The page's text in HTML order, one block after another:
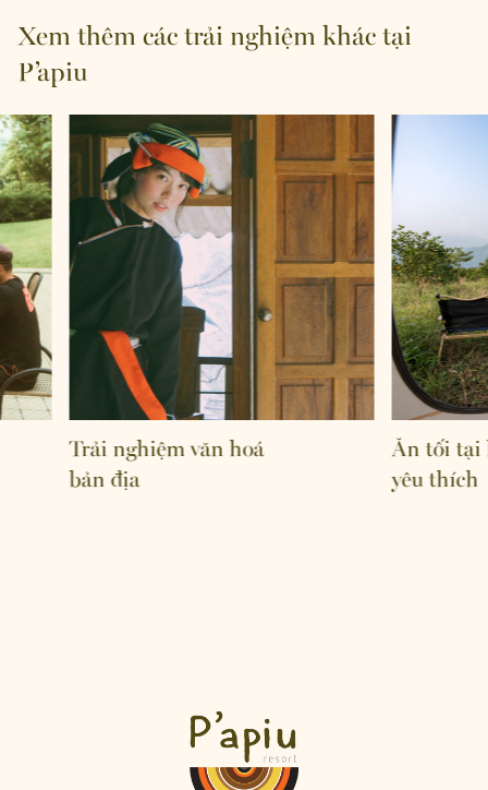
Xem thêm các trải nghiệm khác tại
P’apiu
Trải nghiệm văn hoá
bản địa
Ăn tối tại
yêu thích